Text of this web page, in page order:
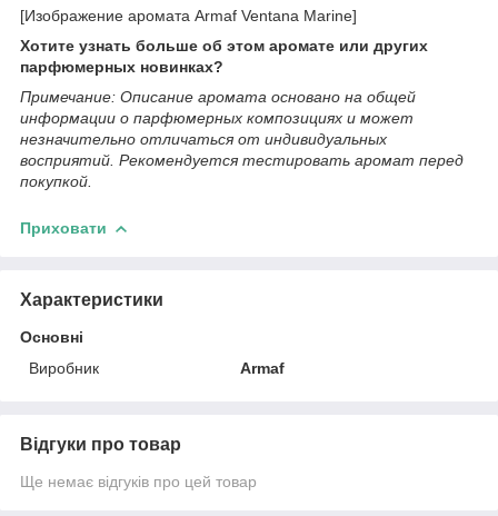
[Изображение аромата Armaf Ventana Marine]
Хотите узнать больше об этом аромате или других
парфюмерных новинках?
Примечание: Описание аромата основано на общей
информации о парфюмерных композициях и может
незначительно отличаться от индивидуальных
восприятий. Рекомендуется тестировать аромат перед
покупкой.
Приховати
Характеристики
Основні
Виробник
Armaf
Відгуки про товар
Ще немає відгуків про цей товар